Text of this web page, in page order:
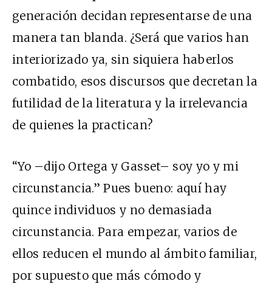
generación decidan representarse de una
manera tan blanda. ¿Será que varios han
interiorizado ya, sin siquiera haberlos
combatido, esos discursos que decretan la
futilidad de la literatura y la irrelevancia
de quienes la practican?
“Yo –dijo Ortega y Gasset– soy yo y mi
circunstancia.” Pues bueno: aquí hay
quince individuos y no demasiada
circunstancia. Para empezar, varios de
ellos reducen el mundo al ámbito familiar,
por supuesto que más cómodo y